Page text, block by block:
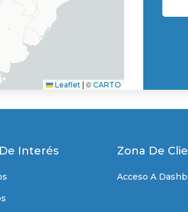
Leaflet © CARTO
Interés Zona De
Acceso A